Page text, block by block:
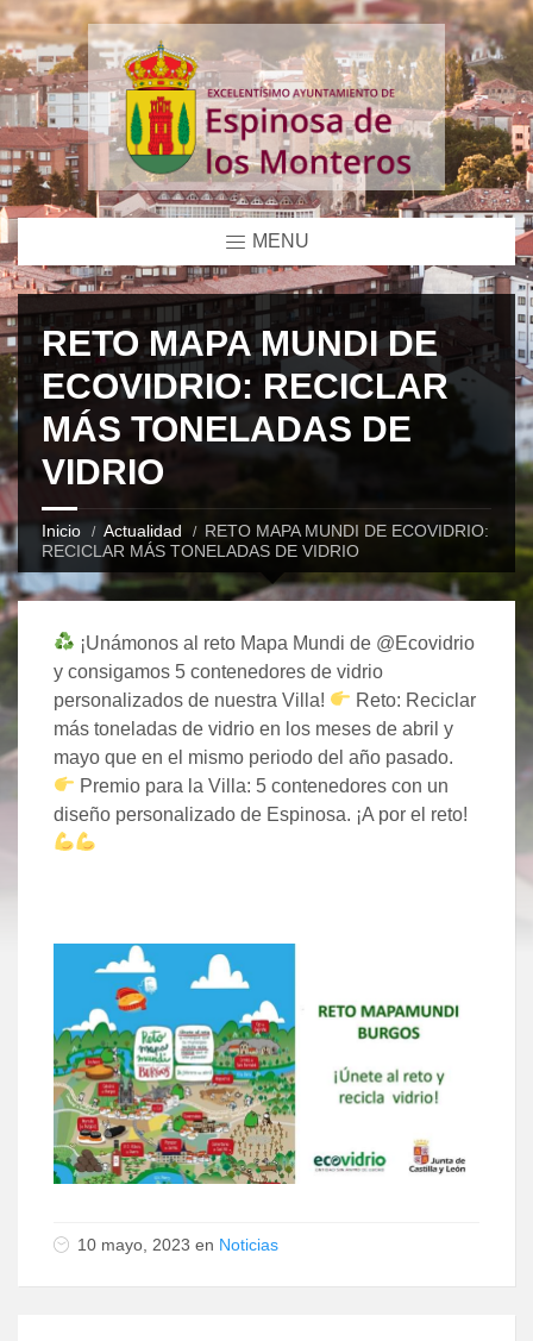
MENU
RETO MAPA MUNDI DE
ECOVIDRIO: RECICLAR
MÁS TONELADAS DE
VIDRIO
Inicio Actualidad
RETO MAPA MUNDI DE ECOVIDRIO:
RECICLAR MÁS TONELADAS DE VIDRIO
¡Unámonos al reto Mapa Mundi de @Ecovidrio
y consigamos 5 contenedores de vidrio
personalizados de nuestra Villa!
Reto: Reciclar
más toneladas de vidrio en los meses de abril y
mayo que en el mismo periodo del año pasado.
Premio para la Villa: 5 contenedores con un
diseño personalizado de Espinosa. ¡A por el reto!
10 mayo, 2023 en Noticias